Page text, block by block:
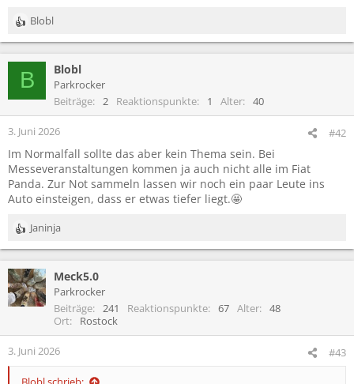
R
e
i
n
e
n
:
Blobl
B Blobl
Parkrocker
Beiträge
2 Reaktionspunkte 1 Alter 40
3. Juni 2026 #42
Im Normalfall sollte das aber kein Thema sein. Bei
Messeveranstaltungen kommen ja auch nicht alle im Fiat
Panda. Zur Not sammeln lassen wir noch ein paar Leute ins
Auto einsteigen, dass er etwas tiefer liegt.🤩
R
e
k
t
i
n
Janinja
Meck5.0
Parkrocker
Beiträge
241 Reaktionspunkte 67 Alter
48
Ort
Rostock
3. Juni 2026 #43